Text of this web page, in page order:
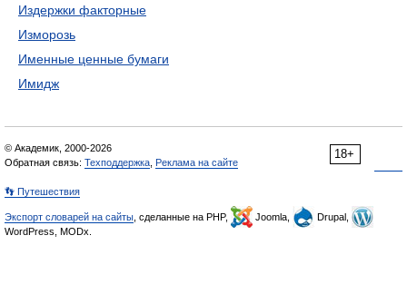
Издержки факторные
Изморозь
Именные ценные бумаги
Имидж
18+
© Академик, 2000-2026
Обратная связь: Техподдержка Реклама на сайте
👣 Путешествия
Экспорт словарей на сайты , сделанные на PHP, Joomla,
Drupal,
WordPress, MODx.